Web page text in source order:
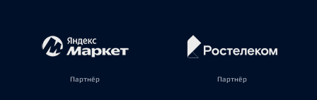
Партнёр Партнёр